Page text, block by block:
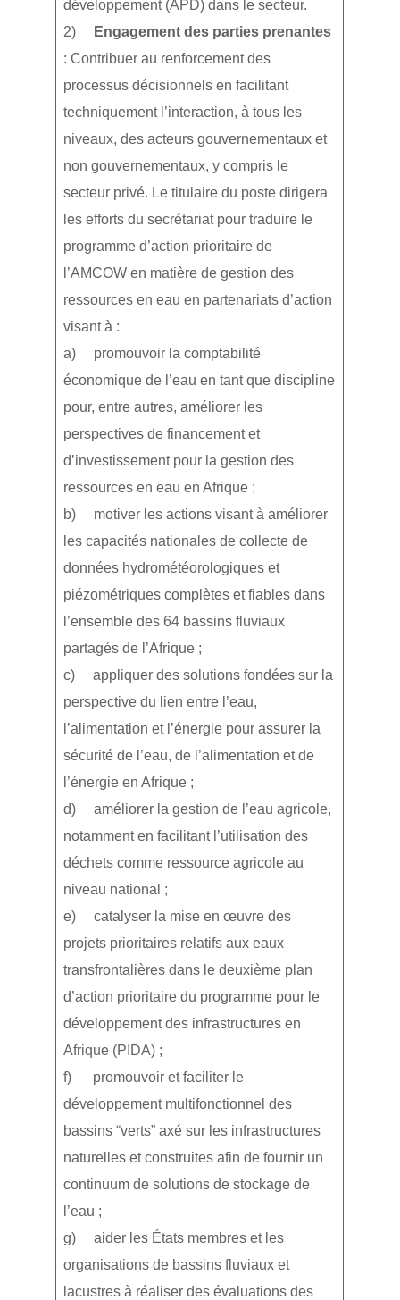
développement (APD) dans le secteur.
2)
Engagement des parties prenantes
: Contribuer au renforcement des
processus décisionnels en facilitant
techniquement l’interaction, à tous les
niveaux, des acteurs gouvernementaux et
non gouvernementaux, y compris le
secteur privé. Le titulaire du poste dirigera
les efforts du secrétariat pour traduire le
programme d’action prioritaire de
l’AMCOW en matière de gestion des
ressources en eau en partenariats d’action
visant à :
a) promouvoir la comptabilité
économique de l’eau en tant que discipline
pour, entre autres, améliorer les
perspectives de financement et
d’investissement pour la gestion des
ressources en eau en Afrique ;
b) motiver les actions visant à améliorer
les capacités nationales de collecte de
données hydrométéorologiques et
piézométriques complètes et fiables dans
l’ensemble des 64 bassins fluviaux
partagés de l’Afrique ;
c) appliquer des solutions fondées sur la
perspective du lien entre l’eau,
l’alimentation et l’énergie pour assurer la
sécurité de l’eau, de l’alimentation et de
l’énergie en Afrique ;
d) améliorer la gestion de l’eau agricole,
notamment en facilitant l’utilisation des
déchets comme ressource agricole au
niveau national ;
e) catalyser la mise en œuvre des
projets prioritaires relatifs aux eaux
transfrontalières dans le deuxième plan
d’action prioritaire du programme pour le
développement des infrastructures en
Afrique (PIDA) ;
f) promouvoir et faciliter le
développement multifonctionnel des
bassins “verts” axé sur les infrastructures
naturelles et construites afin de fournir un
continuum de solutions de stockage de
l’eau ;
g) aider les États membres et les
organisations de bassins fluviaux et
lacustres à réaliser des évaluations des